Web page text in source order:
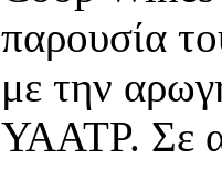
παρουσία
με την
ΥΑΑΤΡ. Σε